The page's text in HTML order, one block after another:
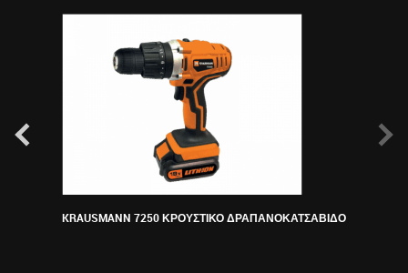
KRAUSMANN 7250 ΚΡΟΥΣΤΙΚΟ ΔΡΑΠΑΝΟΚΑΤΣΑΒΙΔΟ